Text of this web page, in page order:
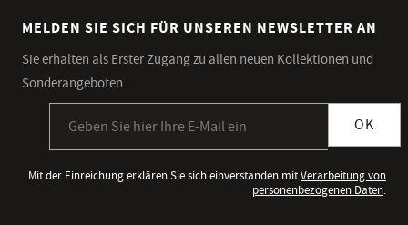
MELDEN SIE SICH FÜR UNSEREN NEWSLETTER AN
Sie erhalten als Erster Zugang zu allen neuen Kollektionen und
Sonderangeboten.
OK
Mit der Einreichung erklären Sie sich einverstanden mitVerarbeitung von
personenbezogenen Daten.